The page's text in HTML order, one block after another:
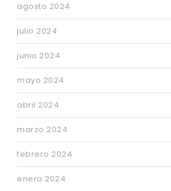
agosto 2024
julio 2024
junio 2024
mayo 2024
abril 2024
marzo 2024
febrero 2024
enero 2024